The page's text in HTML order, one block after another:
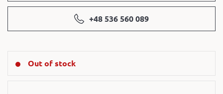
+48 536 560 089
Out of stock